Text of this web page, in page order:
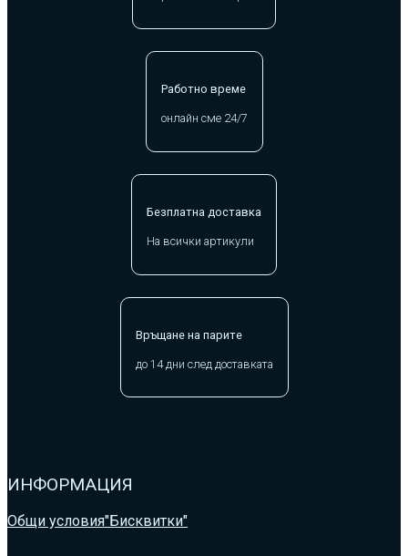
Работно време
онлайн сме 24/7
Безплатна доставка
На всички артикули
Връщане на парите
до 14 дни след доставката
ИНФОРМАЦИЯ
Общи условия"Бисквитки"